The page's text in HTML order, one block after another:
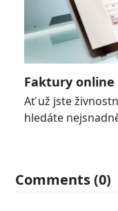
Faktury online
Ať už jste
hledáte
Comments (0)